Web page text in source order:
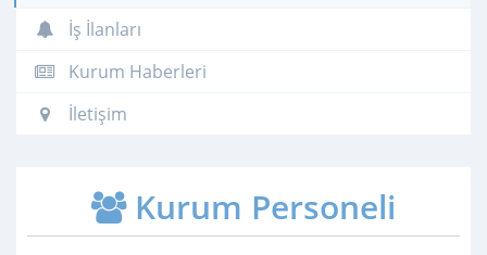
İş İlanları
Kurum Haberleri
İletişim
Kurum Personeli